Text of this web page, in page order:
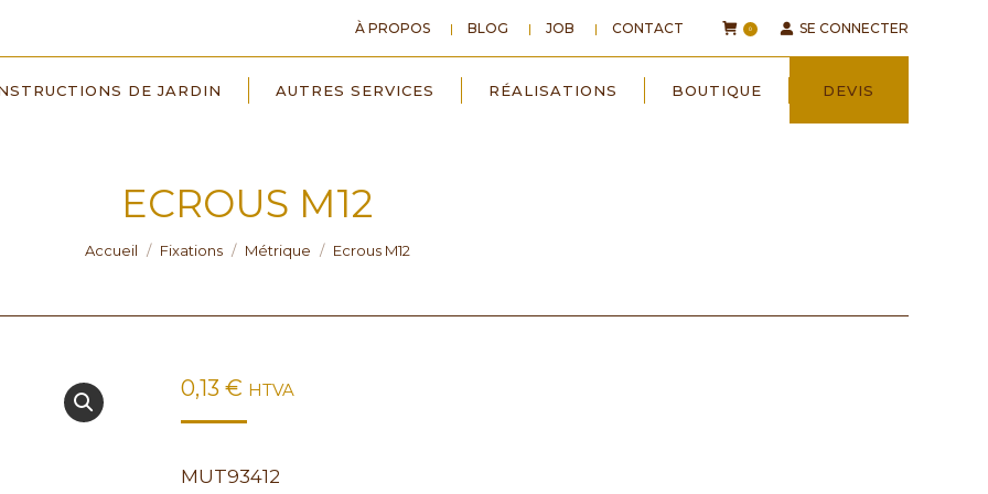
À PROPOS BLOG JOB CONTACT 0 SE CONNECTER
DE JARDIN AUTRES SERVICES RÉALISATIONS BOUTIQUE DEVIS
ECROUS M12
Vous êtes ici :
Accueil Fixations Métrique Ecrous M12
0,13 € HTVA
MUT93412